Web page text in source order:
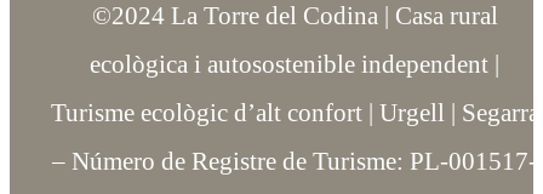
©2024 La Torre del Codina | Casa rural
ecològica i autosostenible independent |
Turisme ecològic d’alt confort | Urgell | Segarra
– Número de Registre de Turisme: PL-001517-